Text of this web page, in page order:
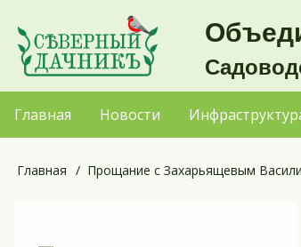
основному
Основная
навигация
Главная Новости
Строка
Главная Прощание с Захарьящевым